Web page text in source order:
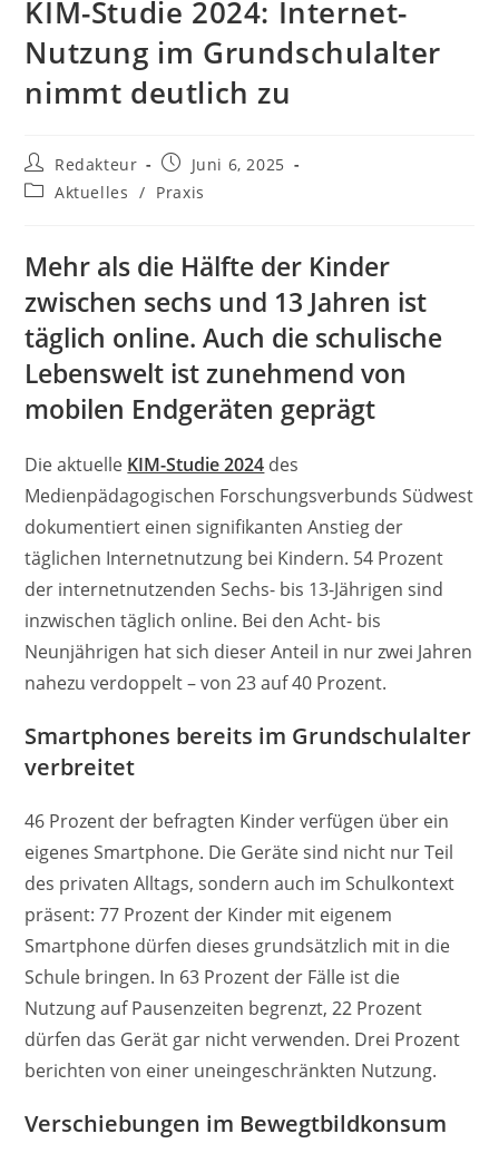
KIM-Studie 2024: Internet-
Nutzung im Grundschulalter
nimmt deutlich zu
Beitrags-
Autor:
Redakteur
Beitrag
veröffentlicht:
Juni 6, 2025
Beitrags-
Aktuelles / Praxis
Mehr als die Hälfte der Kinder
zwischen sechs und 13 Jahren ist
täglich online. Auch die schulische
Lebenswelt ist zunehmend von
mobilen Endgeräten geprägt
Die aktuelle KIM-Studie 2024 des
Medienpädagogischen Forschungsverbunds Südwest
dokumentiert einen signifikanten Anstieg der
täglichen Internetnutzung bei Kindern. 54 Prozent
der internetnutzenden Sechs- bis 13-Jährigen sind
inzwischen täglich online. Bei den Acht- bis
Neunjährigen hat sich dieser Anteil in nur zwei Jahren
nahezu verdoppelt – von 23 auf 40 Prozent.
Smartphones bereits im Grundschulalter
verbreitet
46 Prozent der befragten Kinder verfügen über ein
eigenes Smartphone. Die Geräte sind nicht nur Teil
des privaten Alltags, sondern auch im Schulkontext
präsent: 77 Prozent der Kinder mit eigenem
Smartphone dürfen dieses grundsätzlich mit in die
Schule bringen. In 63 Prozent der Fälle ist die
Nutzung auf Pausenzeiten begrenzt, 22 Prozent
dürfen das Gerät gar nicht verwenden. Drei Prozent
berichten von einer uneingeschränkten Nutzung.
Verschiebungen im Bewegtbildkonsum